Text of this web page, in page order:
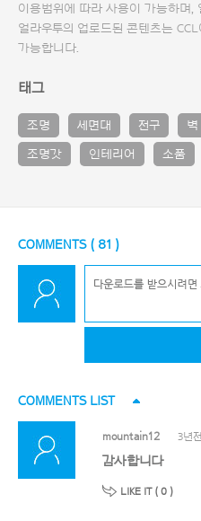
이용범위에 따라 사용이 가능하며,
얼라우투의 업로드된 콘텐츠는
가능합니다.
태그
조명 세면대 전구 벽
조명갓 인테리어 소품
COMMENTS ( 81 )
COMMENTS LIST
mountain12 3년전
감사합니다
LIKE IT ( 0 )